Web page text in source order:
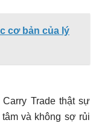
cơ bản của lý
Trade thật sự
và không sợ rủi